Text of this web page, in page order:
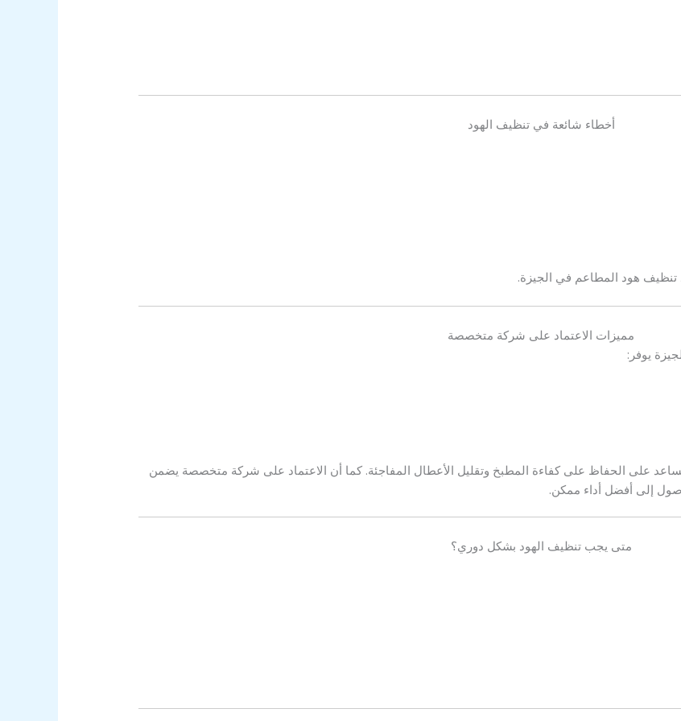
أخطاء شائعة في تنظيف الهود
هود المطاعم في الجيزة.
مميزات الاعتماد على شركة متخصصة
يوفر:
على الحفاظ على كفاءة المطبخ وتقليل الأعطال المفاجئة. كما أن الاعتماد على شركة متخصصة يضمن
إلى أفضل أداء ممكن.
متى يجب تنظيف الهود بشكل دوري؟